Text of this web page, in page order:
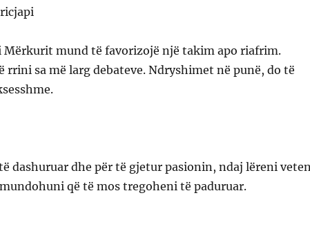
mund të favorizojë një takim apo riafrim.
rrini sa më larg debateve. Ndryshimet në punë, do të
dashuruar dhe për të gjetur pasionin, ndaj lëreni
që të mos tregoheni të paduruar.